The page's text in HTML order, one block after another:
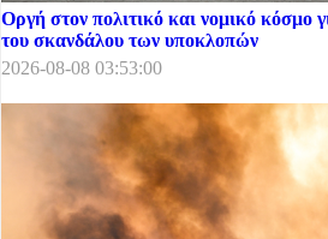
Οργή στον πολιτικό και νομικό κόσμο
του σκανδάλου των υποκλοπών
2026-08-08 03:53:00